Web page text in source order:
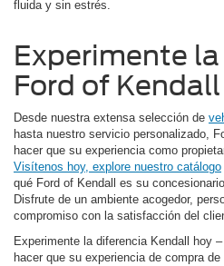
fluida y sin estrés.
Experimente
Ford of Kendall
Desde nuestra extensa selección de
hasta nuestro servicio personalizado,
hacer que su experiencia como
Visítenos hoy, explore nuestro catálogo
qué Ford of Kendall es su
Disfrute de un ambiente acogedor,
compromiso con la satisfacción del
Experimente la diferencia Kendall hoy
hacer que su experiencia de compra